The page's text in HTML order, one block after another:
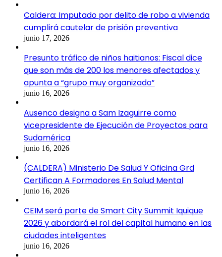
Caldera: Imputado por delito de robo a vivienda
cumplirá cautelar de prisión preventiva
junio 17, 2026
Presunto tráfico de niños haitianos: Fiscal dice
que son más de 200 los menores afectados y
apunta a “grupo muy organizado”
junio 16, 2026
Ausenco designa a Sam Izaguirre como
vicepresidente de Ejecución de Proyectos para
Sudamérica
junio 16, 2026
(CALDERA) Ministerio De Salud Y Oficina Grd
Certifican A Formadores En Salud Mental
junio 16, 2026
CEIM será parte de Smart City Summit Iquique
2026 y abordará el rol del capital humano en las
ciudades inteligentes
junio 16, 2026